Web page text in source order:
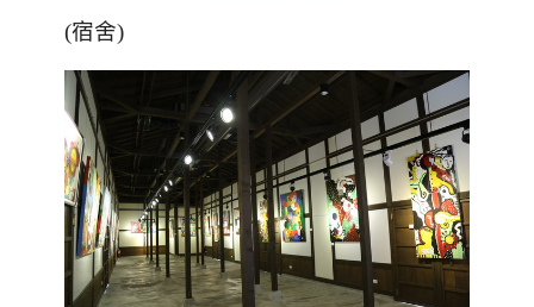
(宿舍)